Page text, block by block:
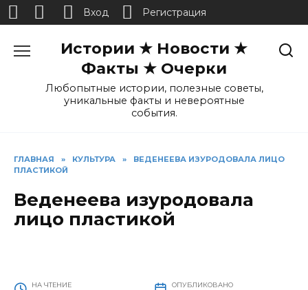
Истории ★ Новости ★
Факты ★ Очерки
Любопытные истории, полезные советы,
уникальные факты и невероятные
события.
ГЛАВНАЯ » КУЛЬТУРА »
ВЕДЕНЕЕВА ИЗУРОДОВАЛА ЛИЦО
ПЛАСТИКОЙ
Веденеева изуродовала
лицо пластикой
НА ЧТЕНИЕ ОПУБЛИКОВАНО
Вход Регистрация